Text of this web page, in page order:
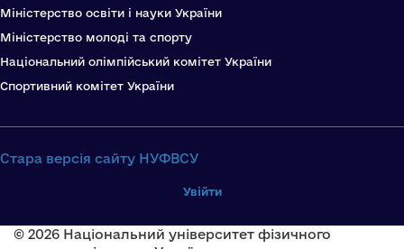
Міністерство освіти і науки України
Міністерство молоді та спорту
Національний олімпійський комітет України
Спортивний комітет України
Стара версія сайту НУФВСУ
Увійти
© 2026 Національний університет фізичного